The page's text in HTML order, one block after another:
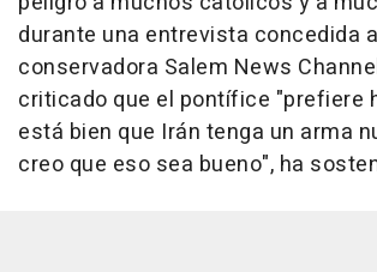
durante una entrevista concedida
conservadora Salem News
criticado que el pontífice "prefiere
está bien que Irán tenga un arma
creo que eso sea bueno", ha